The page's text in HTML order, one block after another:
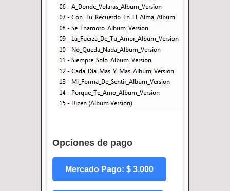
Opciones de pago
Mercado Pago: $ 3.000